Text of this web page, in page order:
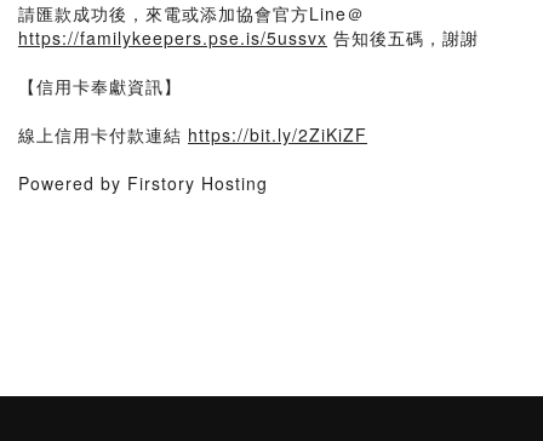
請匯款成功後，來電或添加協會官方Line＠
https://familykeepers.pse.is/5ussvx 告知後五碼，謝謝
【信用卡奉獻資訊】
線上信用卡付款連結 https://bit.ly/2ZiKiZF
Powered by Firstory Hosting